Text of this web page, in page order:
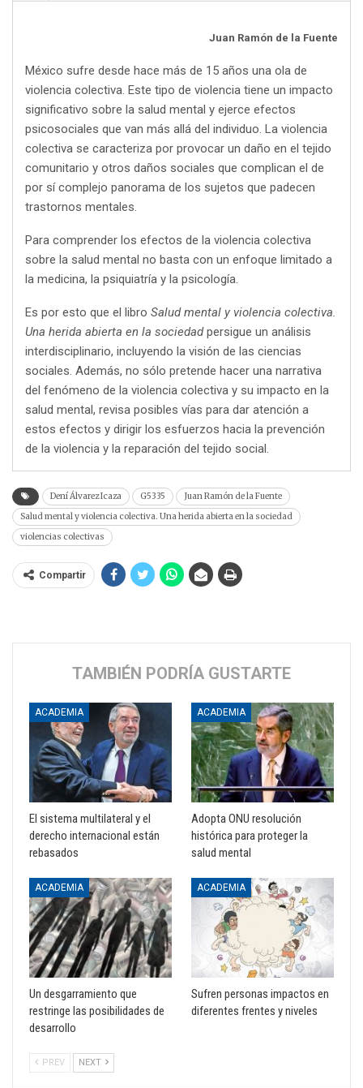
Juan Ramón de la Fuente
México sufre desde hace más de 15 años una ola de
violencia colectiva. Este tipo de violencia tiene un impacto
significativo sobre la salud mental y ejerce efectos
psicosociales que van más allá del individuo. La violencia
colectiva se caracteriza por provocar un daño en el tejido
comunitario y otros daños sociales que complican el de
por sí complejo panorama de los sujetos que padecen
trastornos mentales.
Para comprender los efectos de la violencia colectiva
sobre la salud mental no basta con un enfoque limitado a
la medicina, la psiquiatría y la psicología.
Es por esto que el libro Salud mental y violencia colectiva.
Una herida abierta en la sociedadpersigue un análisis
interdisciplinario, incluyendo la visión de las ciencias
sociales. Además, no sólo pretende hacer una narrativa
del fenómeno de la violencia colectiva y su impacto en la
salud mental, revisa posibles vías para dar atención a
estos efectos y dirigir los esfuerzos hacia la prevención
de la violencia y la reparación del tejido social.
Dení Álvarez Icaza G5335
Juan Ramón de la Fuente
Salud mental y violencia colectiva. Una herida abierta en la sociedad
violencias colectivas
Compartir
TAMBIÉN PODRÍA GUSTARTE
ACADEMIA
El sistema multilateral y el
derecho internacional están
rebasados
ACADEMIA
Adopta ONU resolución
histórica para proteger la
salud mental
ACADEMIA
Un desgarramiento que
restringe las posibilidades de
desarrollo
ACADEMIA
Sufren personas impactos en
diferentes frentes y niveles
PREV NEXT